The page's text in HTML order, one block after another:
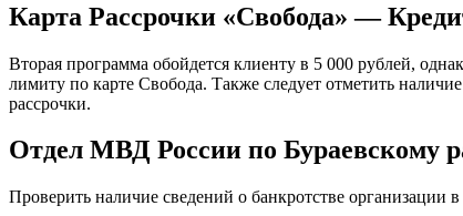
Карта Рассрочки «Свобода» —
Вторая программа обойдется клиенту в 5 000 рублей,
лимиту по карте Свобода. Также следует отметить
рассрочки.
Отдел МВД России по Бураевскому
Проверить наличие сведений о банкротстве